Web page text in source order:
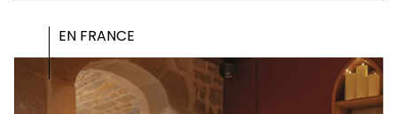
EN FRANCE